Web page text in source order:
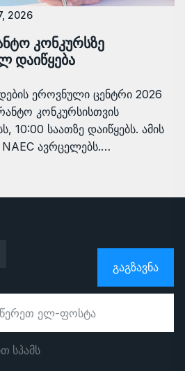
2026
კონკურსზე
დაიწყება
ეროვნული ცენტრი 2026
კონკურსისთვის
10:00 საათზე დაიწყებს. ამის
NAEC ავრცელებს.…
ᲒᲐᲒᲖᲐᲕᲜᲐ
სპამს